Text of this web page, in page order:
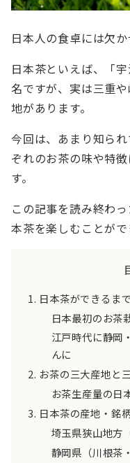
日本人の食卓には欠か
日本茶といえば、「
名ですが、実は三重
地があります。
今回は、あまり知ら
ぞれのお茶の味や特
す。
この記事を読み終わ
本茶を楽しむことがで
日本茶ができるま
日本最初のお茶
江戸時代に静岡
んに
お茶の三大産地と
お茶生産量の日
日本茶の産地・銘
埼玉県狭山地方
静岡県（川根茶